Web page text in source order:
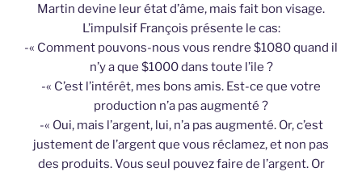
Martin devine leur état d’âme, mais fait bon visage.
L’impulsif François présente le cas:
-« Comment pouvons-nous vous rendre $1080 quand il
n’y a que $1000 dans toute l’ile ?
-« C’est l’intérêt, mes bons amis. Est-ce que votre
production n’a pas augmenté ?
-« Oui, mais l’argent, lui, n’a pas augmenté. Or, c’est
justement de l’argent que vous réclamez, et non pas
des produits. Vous seul pouvez faire de l’argent. Or